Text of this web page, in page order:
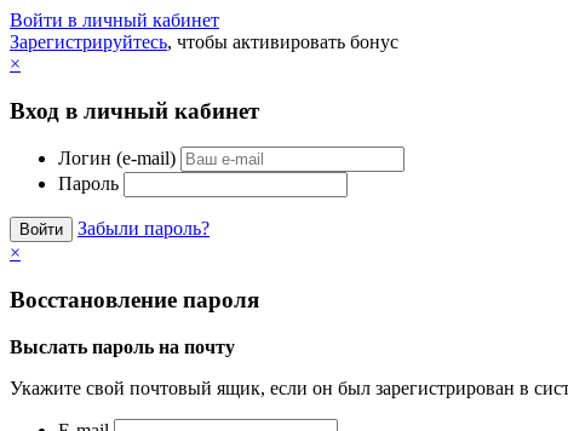
Войти в личный кабинет
Зарегистрируйтесь, чтобы активировать бонус
×
Вход в личный кабинет
Логин (e-mail)
Пароль
Забыли пароль?
×
Восстановление пароля
Выслать пароль на почту
Укажите свой почтовый ящик, если он был зарегистрирован в